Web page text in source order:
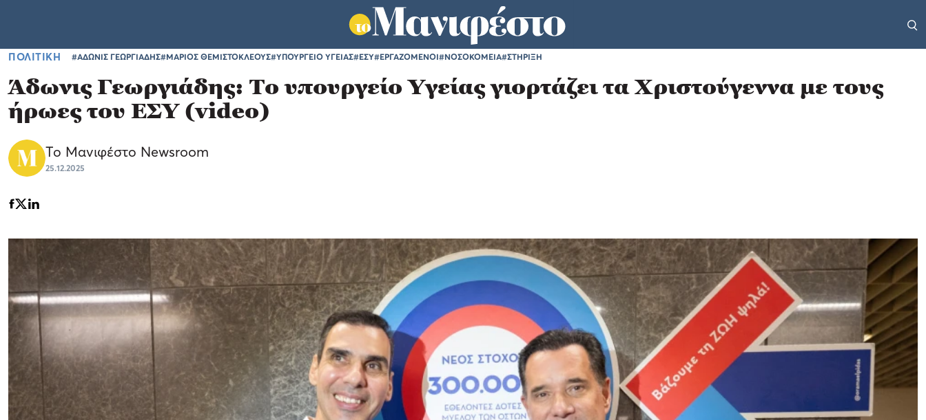
ΠΟΛΙΤΙΚΗ #ΑΔΩΝΙΣ ΓΕΩΡΓΙΑΔΗΣ#ΜΑΡΙΟΣ ΘΕΜΙΣΤΟΚΛΕΟΥΣ#ΥΠΟΥΡΓΕΙΟ ΥΓΕΙΑΣ#ΕΣΥ#ΕΡΓΑΖΟΜΕΝΟΙ#ΝΟΣΟΚΟΜΕΙΑ#ΣΤΗΡΙΞΗ
Άδωνις Γεωργιάδης: Το υπουργείο Υγείας γιορτάζει τα Χριστούγεννα με τους
ήρωες του ΕΣΥ (video)
Το Μανιφέστο Newsroom
25.12.2025